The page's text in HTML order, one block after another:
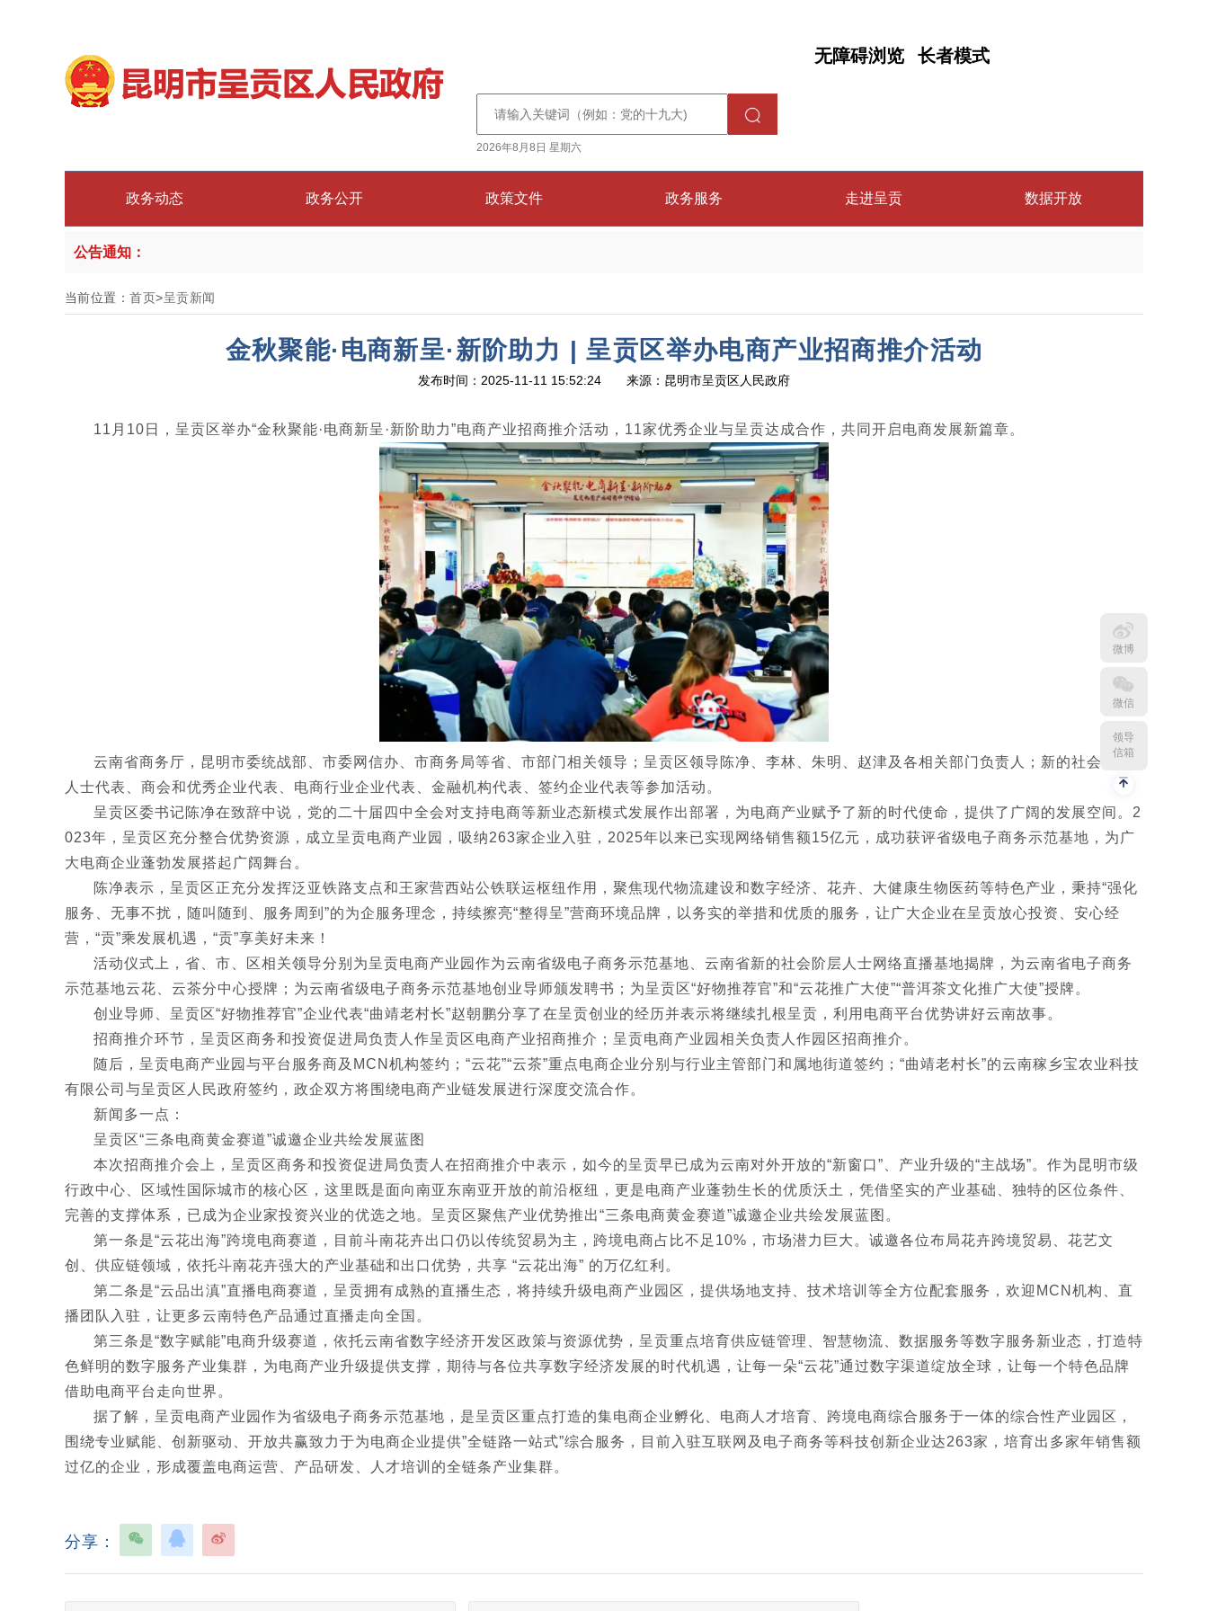
2026年8月8日 星期六
长者模式
无障碍浏览
政务动态 政务公开 政策文件 政务服务 走进呈贡 数据开放
公告通知：
微博
微信
领导
信箱
当前位置：首页>呈贡新闻
金秋聚能·电商新呈·新阶助力 | 呈贡区举办电商产业招商推介活动
发布时间：2025-11-11 15:52:24 来源：昆明市呈贡区人民政府
11月10日，呈贡区举办“金秋聚能·电商新呈·新阶助力”电商产业招商推介活动，11家优秀企业与呈贡达成合作，共同开启电商发展新篇章。
云南省商务厅，昆明市委统战部、市委网信办、市商务局等省、市部门相关领导；呈贡区领导陈净、李林、朱明、赵津及各相关部门负责人；新的社会阶层
人士代表、商会和优秀企业代表、电商行业企业代表、金融机构代表、签约企业代表等参加活动。
呈贡区委书记陈净在致辞中说，党的二十届四中全会对支持电商等新业态新模式发展作出部署，为电商产业赋予了新的时代使命，提供了广阔的发展空间。2
023年，呈贡区充分整合优势资源，成立呈贡电商产业园，吸纳263家企业入驻，2025年以来已实现网络销售额15亿元，成功获评省级电子商务示范基地，为广
大电商企业蓬勃发展搭起广阔舞台。
陈净表示，呈贡区正充分发挥泛亚铁路支点和王家营西站公铁联运枢纽作用，聚焦现代物流建设和数字经济、花卉、大健康生物医药等特色产业，秉持“强化
服务、无事不扰，随叫随到、服务周到”的为企服务理念，持续擦亮“整得呈”营商环境品牌，以务实的举措和优质的服务，让广大企业在呈贡放心投资、安心经
营，“贡”乘发展机遇，“贡”享美好未来！
活动仪式上，省、市、区相关领导分别为呈贡电商产业园作为云南省级电子商务示范基地、云南省新的社会阶层人士网络直播基地揭牌，为云南省电子商务
示范基地云花、云茶分中心授牌；为云南省级电子商务示范基地创业导师颁发聘书；为呈贡区“好物推荐官”和“云花推广大使”“普洱茶文化推广大使”授牌。
创业导师、呈贡区“好物推荐官”企业代表“曲靖老村长”赵朝鹏分享了在呈贡创业的经历并表示将继续扎根呈贡，利用电商平台优势讲好云南故事。
招商推介环节，呈贡区商务和投资促进局负责人作呈贡区电商产业招商推介；呈贡电商产业园相关负责人作园区招商推介。
随后，呈贡电商产业园与平台服务商及MCN机构签约；“云花”“云茶”重点电商企业分别与行业主管部门和属地街道签约；“曲靖老村长”的云南稼乡宝农业科技
有限公司与呈贡区人民政府签约，政企双方将围绕电商产业链发展进行深度交流合作。
新闻多一点：
呈贡区“三条电商黄金赛道”诚邀企业共绘发展蓝图
本次招商推介会上，呈贡区商务和投资促进局负责人在招商推介中表示，如今的呈贡早已成为云南对外开放的“新窗口”、产业升级的“主战场”。作为昆明市级
行政中心、区域性国际城市的核心区，这里既是面向南亚东南亚开放的前沿枢纽，更是电商产业蓬勃生长的优质沃土，凭借坚实的产业基础、独特的区位条件、
完善的支撑体系，已成为企业家投资兴业的优选之地。呈贡区聚焦产业优势推出“三条电商黄金赛道”诚邀企业共绘发展蓝图。
第一条是“云花出海”跨境电商赛道，目前斗南花卉出口仍以传统贸易为主，跨境电商占比不足10%，市场潜力巨大。诚邀各位布局花卉跨境贸易、花艺文
创、供应链领域，依托斗南花卉强大的产业基础和出口优势，共享 “云花出海” 的万亿红利。
第二条是“云品出滇”直播电商赛道，呈贡拥有成熟的直播生态，将持续升级电商产业园区，提供场地支持、技术培训等全方位配套服务，欢迎MCN机构、直
播团队入驻，让更多云南特色产品通过直播走向全国。
第三条是“数字赋能”电商升级赛道，依托云南省数字经济开发区政策与资源优势，呈贡重点培育供应链管理、智慧物流、数据服务等数字服务新业态，打造特
色鲜明的数字服务产业集群，为电商产业升级提供支撑，期待与各位共享数字经济发展的时代机遇，让每一朵“云花”通过数字渠道绽放全球，让每一个特色品牌
借助电商平台走向世界。
据了解，呈贡电商产业园作为省级电子商务示范基地，是呈贡区重点打造的集电商企业孵化、电商人才培育、跨境电商综合服务于一体的综合性产业园区，
围绕专业赋能、创新驱动、开放共赢致力于为电商企业提供”全链路一站式”综合服务，目前入驻互联网及电子商务等科技创新企业达263家，培育出多家年销售额
过亿的企业，形成覆盖电商运营、产品研发、人才培训的全链条产业集群。
分享：